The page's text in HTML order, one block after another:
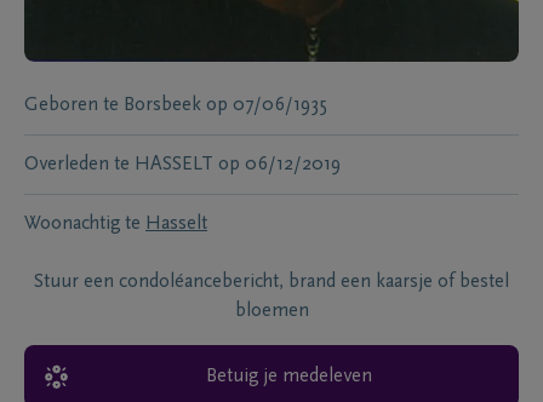
Geboren te Borsbeek op 07/06/1935
Overleden te HASSELT op 06/12/2019
Woonachtig te Hasselt
Stuur een condoléancebericht, brand een kaarsje of bestel
bloemen
Betuig je medeleven